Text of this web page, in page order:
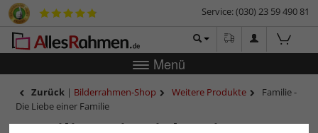
Service: (030) 23 59 490 81
Menü
Zurück | Bilderrahmen-Shop Weitere Produkte
Familie -
Die Liebe einer Familie